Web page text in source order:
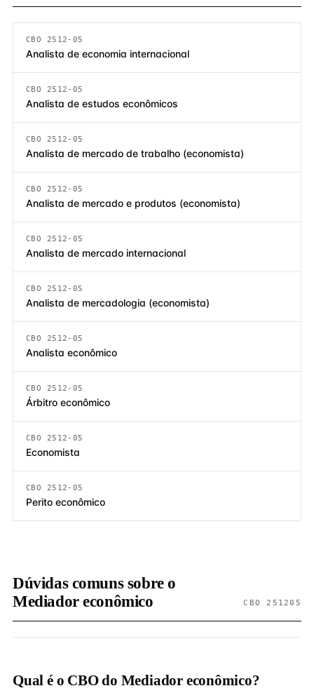
CBO 2512-05
Analista de economia internacional
CBO 2512-05
Analista de estudos econômicos
CBO 2512-05
Analista de mercado de trabalho (economista)
CBO 2512-05
Analista de mercado e produtos (economista)
CBO 2512-05
Analista de mercado internacional
CBO 2512-05
Analista de mercadologia (economista)
CBO 2512-05
Analista econômico
CBO 2512-05
Árbitro econômico
CBO 2512-05
Economista
CBO 2512-05
Perito econômico
Dúvidas comuns sobre o
Mediador econômico
CBO 251205
Qual é o CBO do Mediador econômico?